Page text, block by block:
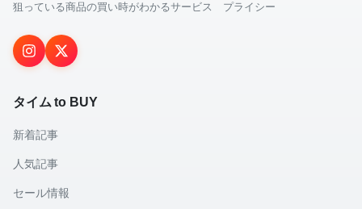
狙っている商品の買い時がわかるサービス プライシー
タイム to BUY
新着記事
人気記事
セール情報